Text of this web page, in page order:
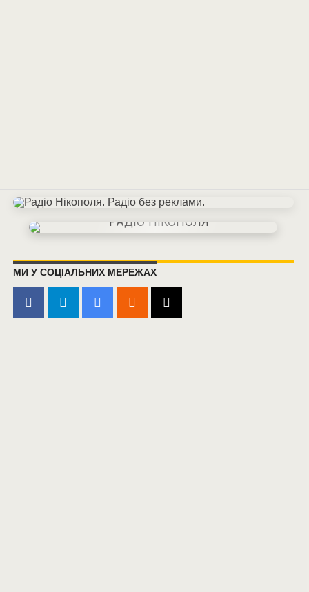
МИ У СОЦІАЛЬНИХ МЕРЕЖАХ